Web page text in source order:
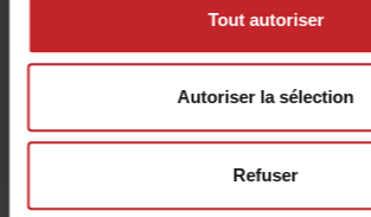
Tout autoriser
Autoriser la sélection
Refuser
Galerie photos